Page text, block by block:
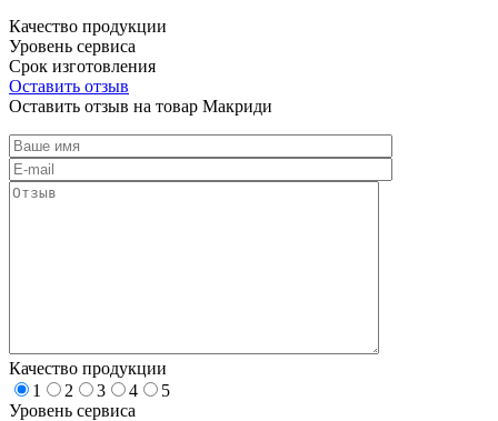
Качество продукции
Уровень сервиса
Срок изготовления
Оставить отзыв
Оставить отзыв на товар Макриди
Качество продукции
1
2 3 4
5
Уровень сервиса